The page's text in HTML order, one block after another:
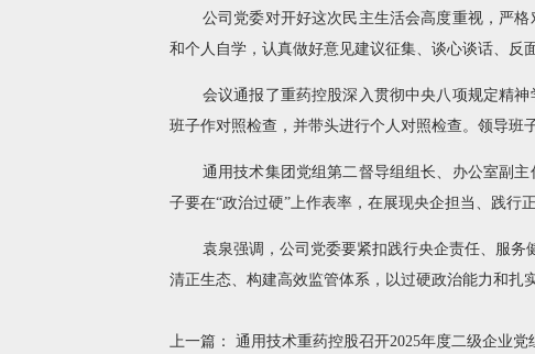
公司党委对开好这次民主生活会高度重视，严
和个人自学，认真做好意见建议征集、谈心谈话、反
会议通报了重药控股深入贯彻中央八项规定精
班子作对照检查，并带头进行个人对照检查。领导班
通用技术集团党组第二督导组组长、办公室副
子要在“政治过硬”上作表率，在展现央企担当、践行
袁泉强调，公司党委要紧扣践行央企责任、服
清正生态、构建高效监管体系，以过硬政治能力和扎
上一篇： 通用技术重药控股召开2025年度二级企业